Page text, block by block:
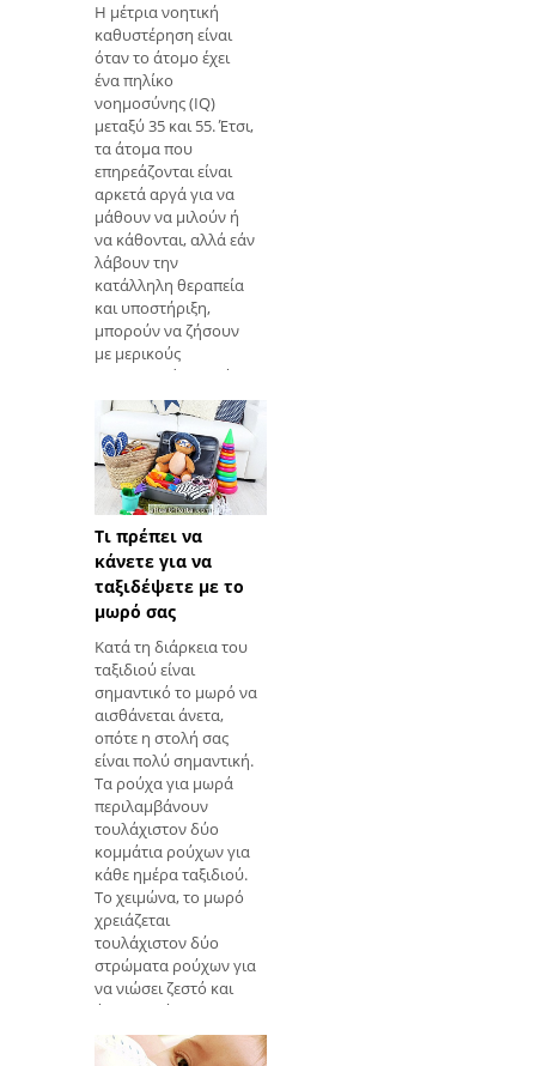
Η μέτρια νοητική
καθυστέρηση είναι
όταν το άτομο έχει
ένα πηλίκο
νοημοσύνης (IQ)
μεταξύ 35 και 55. Έτσι,
τα άτομα που
επηρεάζονται είναι
αρκετά αργά για να
μάθουν να μιλούν ή
να κάθονται, αλλά εάν
λάβουν την
κατάλληλη θεραπεία
και υποστήριξη,
μπορούν να ζήσουν
με μερικούς
ανεξαρτησία. Ωστόσο,
η ένταση και ο τύπος
υποστήριξης πρέπει
να καθοριστούν σε
ατομική βάση, διότι
ορισμένες φορές
μπορεί να χρειαστεί
λίγη βοήθεια, έτσι
ώστε να μπορέσετε να
είστε ολοκληρωμένοι
και ανεξάρτητοι στις
βασικές καθημερινές
σ
Τι πρέπει να
κάνετε για να
ταξιδέψετε με το
μωρό σας
Κατά τη διάρκεια του
ταξιδιού είναι
σημαντικό το μωρό να
αισθάνεται άνετα,
οπότε η στολή σας
είναι πολύ σημαντική.
Τα ρούχα για μωρά
περιλαμβάνουν
τουλάχιστον δύο
κομμάτια ρούχων για
κάθε ημέρα ταξιδιού.
Το χειμώνα, το μωρό
χρειάζεται
τουλάχιστον δύο
στρώματα ρούχων για
να νιώσει ζεστό και
άνετο, οπότε
φορώντας ένα σώμα
που καλύπτει τα χέρια